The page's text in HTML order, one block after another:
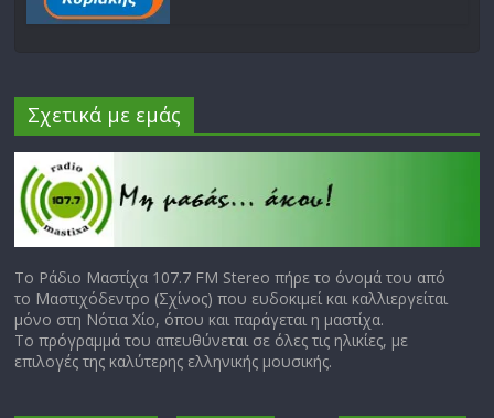
Σχετικά με εμάς
Το Ράδιο Μαστίχα 107.7 FM Stereo πήρε το όνομά του από
το Μαστιχόδεντρο (Σχίνος) που ευδοκιμεί και καλλιεργείται
μόνο στη Νότια Χίο, όπου και παράγεται η μαστίχα.
Το πρόγραμμά του απευθύνεται σε όλες τις ηλικίες, με
επιλογές της καλύτερης ελληνικής μουσικής.